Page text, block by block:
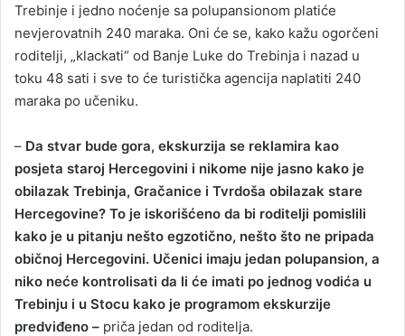
Trebinje i jedno noćenje sa polupansionom platiće
nevjerovatnih 240 maraka. Oni će se, kako kažu ogorčeni
roditelji, „klackati“ od Banje Luke do Trebinja i nazad u
toku 48 sati i sve to će turistička agencija naplatiti 240
maraka po učeniku.
– Da stvar bude gora, ekskurzija se reklamira kao
posjeta staroj Hercegovini i nikome nije jasno kako je
obilazak Trebinja, Gračanice i Tvrdoša obilazak stare
Hercegovine? To je iskorišćeno da bi roditelji pomislili
kako je u pitanju nešto egzotično, nešto što ne pripada
običnoj Hercegovini. Učenici imaju jedan polupansion, a
niko neće kontrolisati da li će imati po jednog vodića u
Trebinju i u Stocu kako je programom ekskurzije
predviđeno – priča jedan od roditelja.